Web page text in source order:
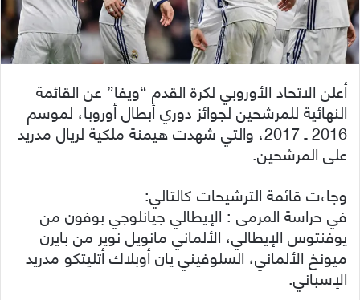
أعلن الاتحاد الأوروبي لكرة القدم “ويفا” عن القائمة
النهائية للمرشحين لجوائز دوري أبطال أوروبا، لموسم
2016 ـ 2017، والتي شهدت هيمنة ملكية لريال مدريد
على المرشحين.
وجاءت قائمة الترشيحات كالتالي:
في حراسة المرمى : الإيطالي جيانلوجي بوفون من
يوفنتوس الإيطالي، الألماني مانويل نوير من بايرن
ميونخ الألماني، السلوفيني يان أوبلاك أتليتكو مدريد
الإسباني.